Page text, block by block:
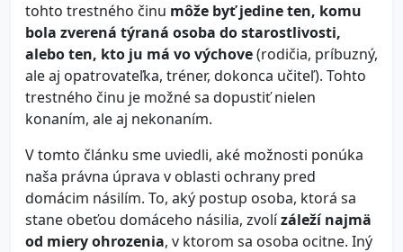
tohto trestného činu môže byť jedine ten, komu
bola zverená týraná osoba do starostlivosti,
alebo ten, kto ju má vo výchove(rodičia, príbuzný,
ale aj opatrovateľka, tréner, dokonca učiteľ). Tohto
trestného činu je možné sa dopustiť nielen
konaním, ale aj nekonaním.
V tomto článku sme uviedli, aké možnosti ponúka
naša právna úprava v oblasti ochrany pred
domácim násilím. To, aký postup osoba, ktorá sa
stane obeťou domáceho násilia, zvolízáleží najmä
od miery ohrozenia, v ktorom sa osoba ocitne. Iný